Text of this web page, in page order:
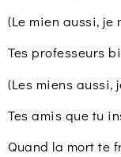
(Le mien aussi, je
Tes professeurs
(Les miens aussi,
Tes amis que tu
Quand la mort te